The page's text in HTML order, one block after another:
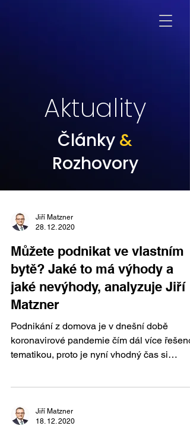
Aktuality
Články &
Rozhovory
Jiří Matzner
28. 12. 2020
Můžete podnikat ve vlastním
bytě? Jaké to má výhody a
jaké nevýhody, analyzuje Jiří
Matzner
Podnikání z domova je v dnešní době
koronavirové pandemie čím dál více
tematikou, proto je nyní vhodný čas si
Jiří Matzner
18. 12. 2020